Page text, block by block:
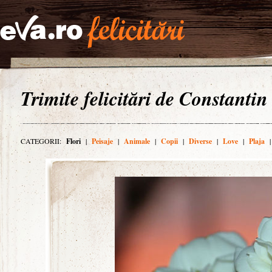
Trimite felicitări de
CATEGORII: Flori | Peisaje | Animale | Copii | Diverse | Love | Plaja |